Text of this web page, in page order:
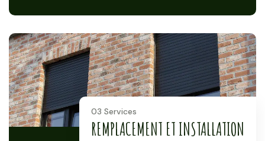
03 Services
REMPLACEMENT ET INSTALLATION